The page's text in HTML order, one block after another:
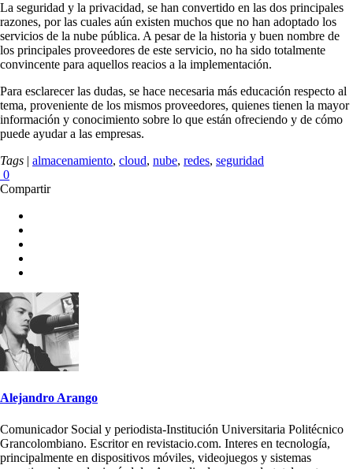
La seguridad y la privacidad, se han convertido en las dos principales
razones, por las cuales aún existen muchos que no han adoptado los
servicios de la nube pública. A pesar de la historia y buen nombre de
los principales proveedores de este servicio, no ha sido totalmente
convincente para aquellos reacios a la implementación.
Para esclarecer las dudas, se hace necesaria más educación respecto al
tema, proveniente de los mismos proveedores, quienes tienen la mayor
información y conocimiento sobre lo que están ofreciendo y de cómo
puede ayudar a las empresas.
Tags | almacenamiento, cloud, nube, redes, seguridad
0
Compartir
Alejandro Arango
Comunicador Social y periodista-Institución Universitaria Politécnico
Grancolombiano. Escritor en revistacio.com. Interes en tecnología,
principalmente en dispositivos móviles, videojuegos y sistemas